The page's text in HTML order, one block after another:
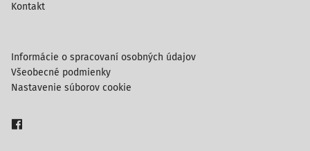
Kontakt
Informácie o spracovaní osobných údajov
Všeobecné podmienky
Nastavenie súborov cookie